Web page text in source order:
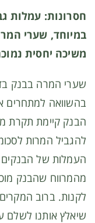
חסרונות: עמלות
במיוחד, שערי
משיכה יחסית
שערי המרה בבנק
בהשוואה למתחרים
הבנק קיימת תקרת
להגביל המרות
העמלות של הבנקים
מהמרווח שהבנק
לקנות. ברוב
שיאלץ אותנו לשלם